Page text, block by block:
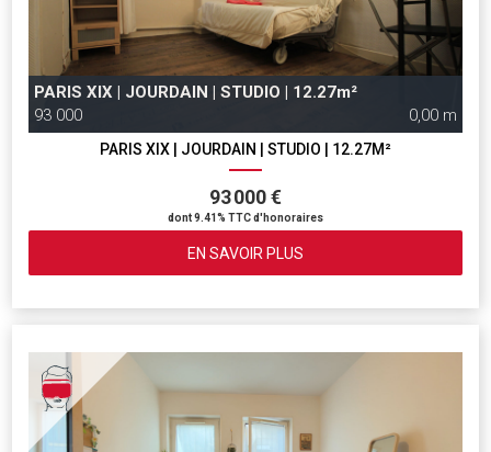
PARIS XIX | JOURDAIN | STUDIO | 12.27m²
93 000
0,00 m
PARIS XIX | JOURDAIN | STUDIO | 12.27M²
93 000 €
dont 9.41% TTC d'honoraires
EN SAVOIR PLUS